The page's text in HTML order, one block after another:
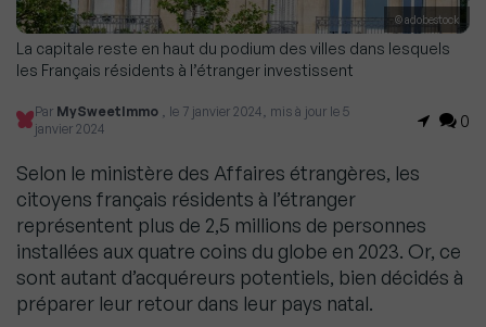
© adobestock
La capitale reste en haut du podium des villes dans lesquels
les Français résidents à l’étranger investissent
Par MySweetImmo , le 7 janvier 2024, mis à jour le 5
janvier 2024
0
Selon le ministère des Affaires étrangères, les
citoyens français résidents à l’étranger
représentent plus de 2,5 millions de personnes
installées aux quatre coins du globe en 2023. Or, ce
sont autant d’acquéreurs potentiels, bien décidés à
préparer leur retour dans leur pays natal.